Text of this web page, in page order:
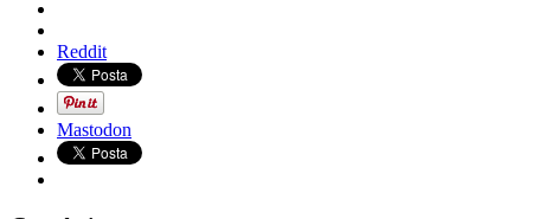
Reddit
Mastodon